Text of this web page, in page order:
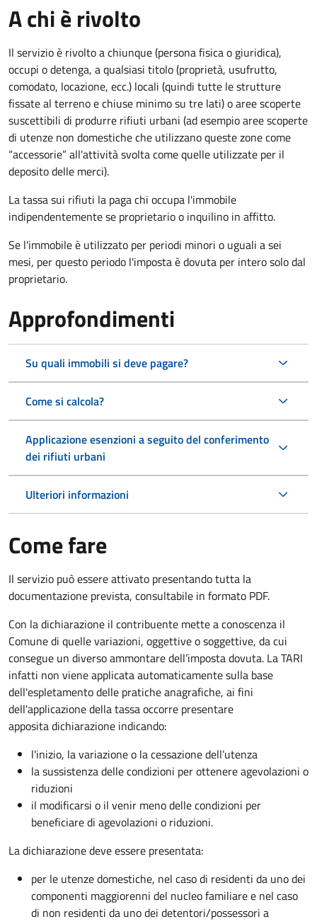
A chi è rivolto
Il servizio è rivolto a chiunque (persona fisica o giuridica),
occupi o detenga, a qualsiasi titolo (proprietà, usufrutto,
comodato, locazione, ecc.) locali (quindi tutte le strutture
fissate al terreno e chiuse minimo su tre lati) o aree scoperte
suscettibili di produrre rifiuti urbani (ad esempio aree scoperte
di utenze non domestiche che utilizzano queste zone come
“accessorie” all'attività svolta come quelle utilizzate per il
deposito delle merci).
La tassa sui rifiuti la paga chi occupa l'immobile
indipendentemente se proprietario o inquilino in affitto.
Se l'immobile è utilizzato per periodi minori o uguali a sei
mesi, per questo periodo l'imposta è dovuta per intero solo dal
proprietario.
Approfondimenti
Su quali immobili si deve pagare?
Come si calcola?
Applicazione esenzioni a seguito del conferimento
dei rifiuti urbani
Ulteriori informazioni
Come fare
Il servizio può essere attivato presentando tutta la
documentazione prevista, consultabile in formato PDF.
Con la dichiarazione il contribuente mette a conoscenza il
Comune di quelle variazioni, oggettive o soggettive, da cui
consegue un diverso ammontare dell’imposta dovuta. La TARI
infatti non viene applicata automaticamente sulla base
dell'espletamento delle pratiche anagrafiche, ai fini
dell'applicazione della tassa occorre presentare
apposita dichiarazione indicando:
l'inizio, la variazione o la cessazione dell’utenza
la sussistenza delle condizioni per ottenere agevolazioni o
riduzioni
il modificarsi o il venir meno delle condizioni per
beneficiare di agevolazioni o riduzioni.
La dichiarazione deve essere presentata:
per le utenze domestiche, nel caso di residenti da uno dei
componenti maggiorenni del nucleo familiare e nel caso
di non residenti da uno dei detentori/possessori a